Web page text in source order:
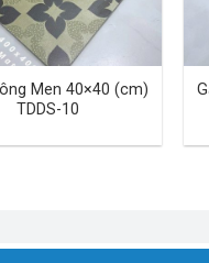
Men 40×40 (cm)
TDDS-10